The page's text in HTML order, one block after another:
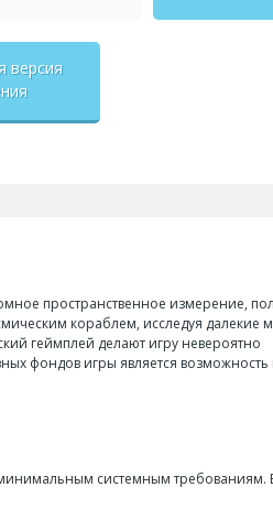
версия
пространственное измерение,
кораблем, исследуя далекие
геймплей делают игру невероятно
фондов игры является возможность
минимальным системным требованиям.